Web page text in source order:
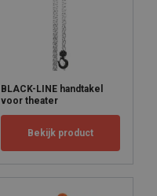
BLACK-LINE handtakel
voor theater
Bekijk product